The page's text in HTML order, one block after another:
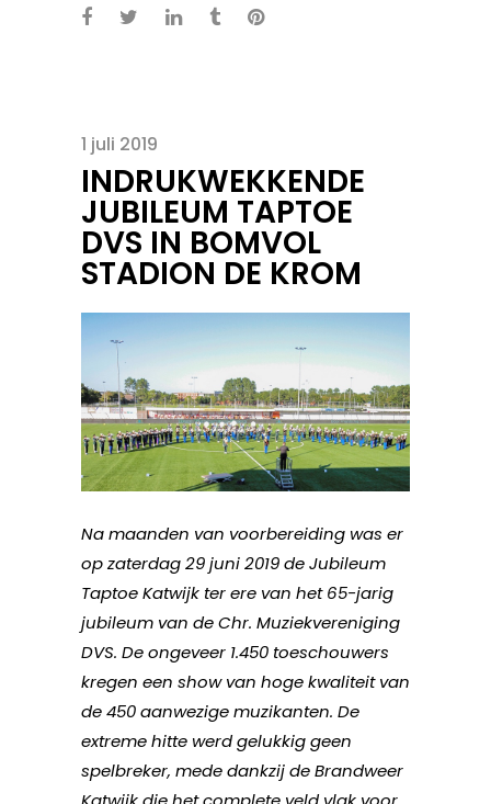
1 juli 2019
INDRUKWEKKENDE
JUBILEUM TAPTOE
DVS IN BOMVOL
STADION DE KROM
Na maanden van voorbereiding was er
op zaterdag 29 juni 2019 de Jubileum
Taptoe Katwijk ter ere van het 65-jarig
jubileum van de Chr. Muziekvereniging
DVS. De ongeveer 1.450 toeschouwers
kregen een show van hoge kwaliteit van
de 450 aanwezige muzikanten. De
extreme hitte werd gelukkig geen
spelbreker, mede dankzij de Brandweer